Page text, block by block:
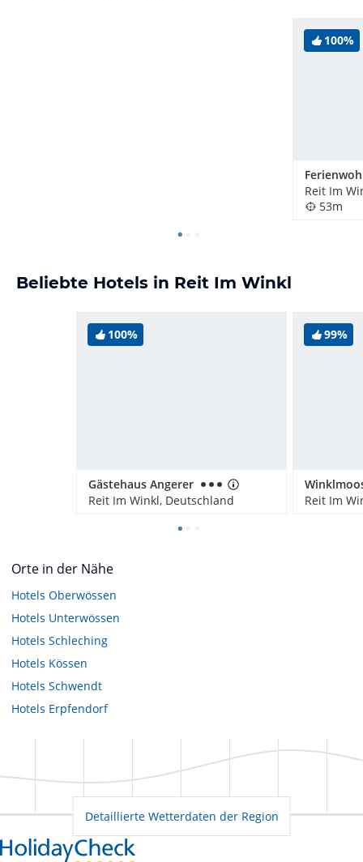
100%
Reit Im
53m
Beliebte Hotels in Reit Im Winkl
100%
Gästehaus Angerer
Reit Im Winkl, Deutschland
99%
Reit Im
Orte in der Nähe
Hotels Oberwössen
Hotels Unterwössen
Hotels Schleching
Hotels Kössen
Hotels Schwendt
Hotels Erpfendorf
Detaillierte Wetterdaten der Region